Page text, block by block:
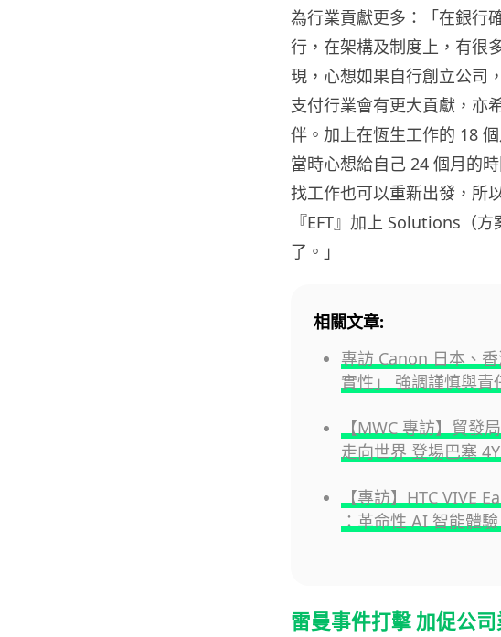
為行業貢獻更多：「在銀行
行，在架構及制度上，有很
現，心想如果自行創立公司
支付行業會有更大貢獻，亦
伴。加上在恆生工作的 18
當時心想給自己 24 個月的
找工作也可以重新出發，所
『EFT』加上 Solutions（
了。」
相關文章:
專訪 Canon 日本、
實性」 強調謹慎與責
【MWC 專訪】貿發
走向世界 登場巴塞
【專訪】HTC VIVE
：革命性 AI 智能體
雷曼事件打擊 加促公